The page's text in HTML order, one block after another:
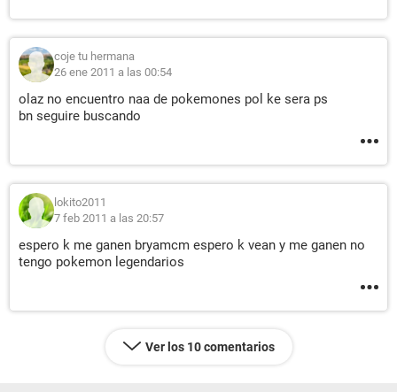
coje tu hermana
26 ene 2011 a las 00:54
olaz no encuentro naa de pokemones pol ke sera ps
bn seguire buscando
lokito2011
7 feb 2011 a las 20:57
espero k me ganen bryamcm espero k vean y me ganen no
tengo pokemon legendarios
Ver los 10 comentarios